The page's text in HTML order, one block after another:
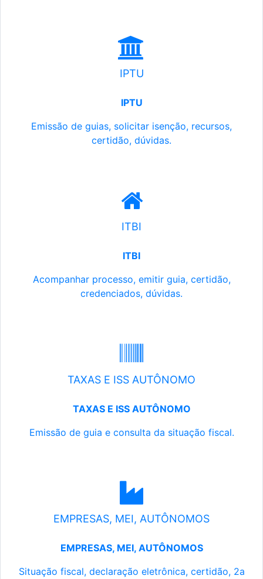
IPTU
IPTU
Emissão de guias, solicitar isenção, recursos,
certidão, dúvidas.
ITBI
ITBI
Acompanhar processo, emitir guia, certidão,
credenciados, dúvidas.
TAXAS E ISS AUTÔNOMO
TAXAS E ISS AUTÔNOMO
Emissão de guia e consulta da situação fiscal.
EMPRESAS, MEI, AUTÔNOMOS
EMPRESAS, MEI, AUTÔNOMOS
Situação fiscal, declaração eletrônica, certidão, 2a